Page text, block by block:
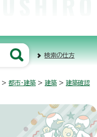
検索の仕方
> 都市・建築 > 建築 > 建築確認